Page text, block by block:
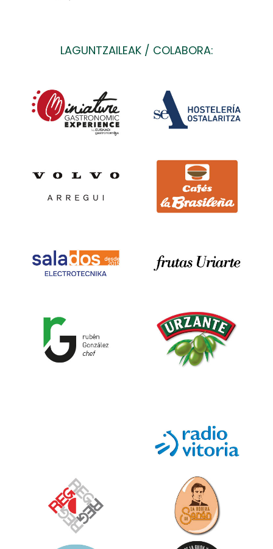
LAGUNTZAILEAK / COLABORA: